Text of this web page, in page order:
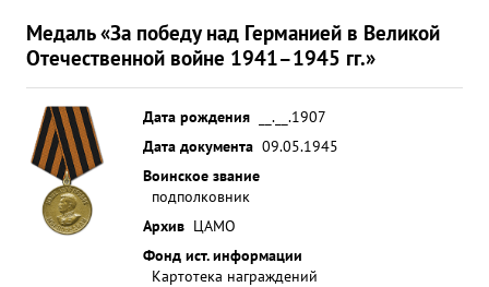
Медаль «За победу над Германией в Великой
Отечественной войне 1941–1945 гг.»
Дата рождения
__.__.1907
Дата документа 09.05.1945
Воинское звание
подполковник
Архив ЦАМО
Фонд ист. информации
Картотека награждений